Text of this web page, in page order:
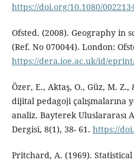
https://doi.org/10.1080/
Ofsted. (2008). Geography in
(Ref. No 070044). London:
https://dera.ioe.ac.uk/id/
Özer, E., Aktaş, O., Güz, M.
dijital pedagoji
analiz. Bayterek Uluslararası
Dergisi, 8(1), 38- 61. https://
Pritchard, A. (1969).